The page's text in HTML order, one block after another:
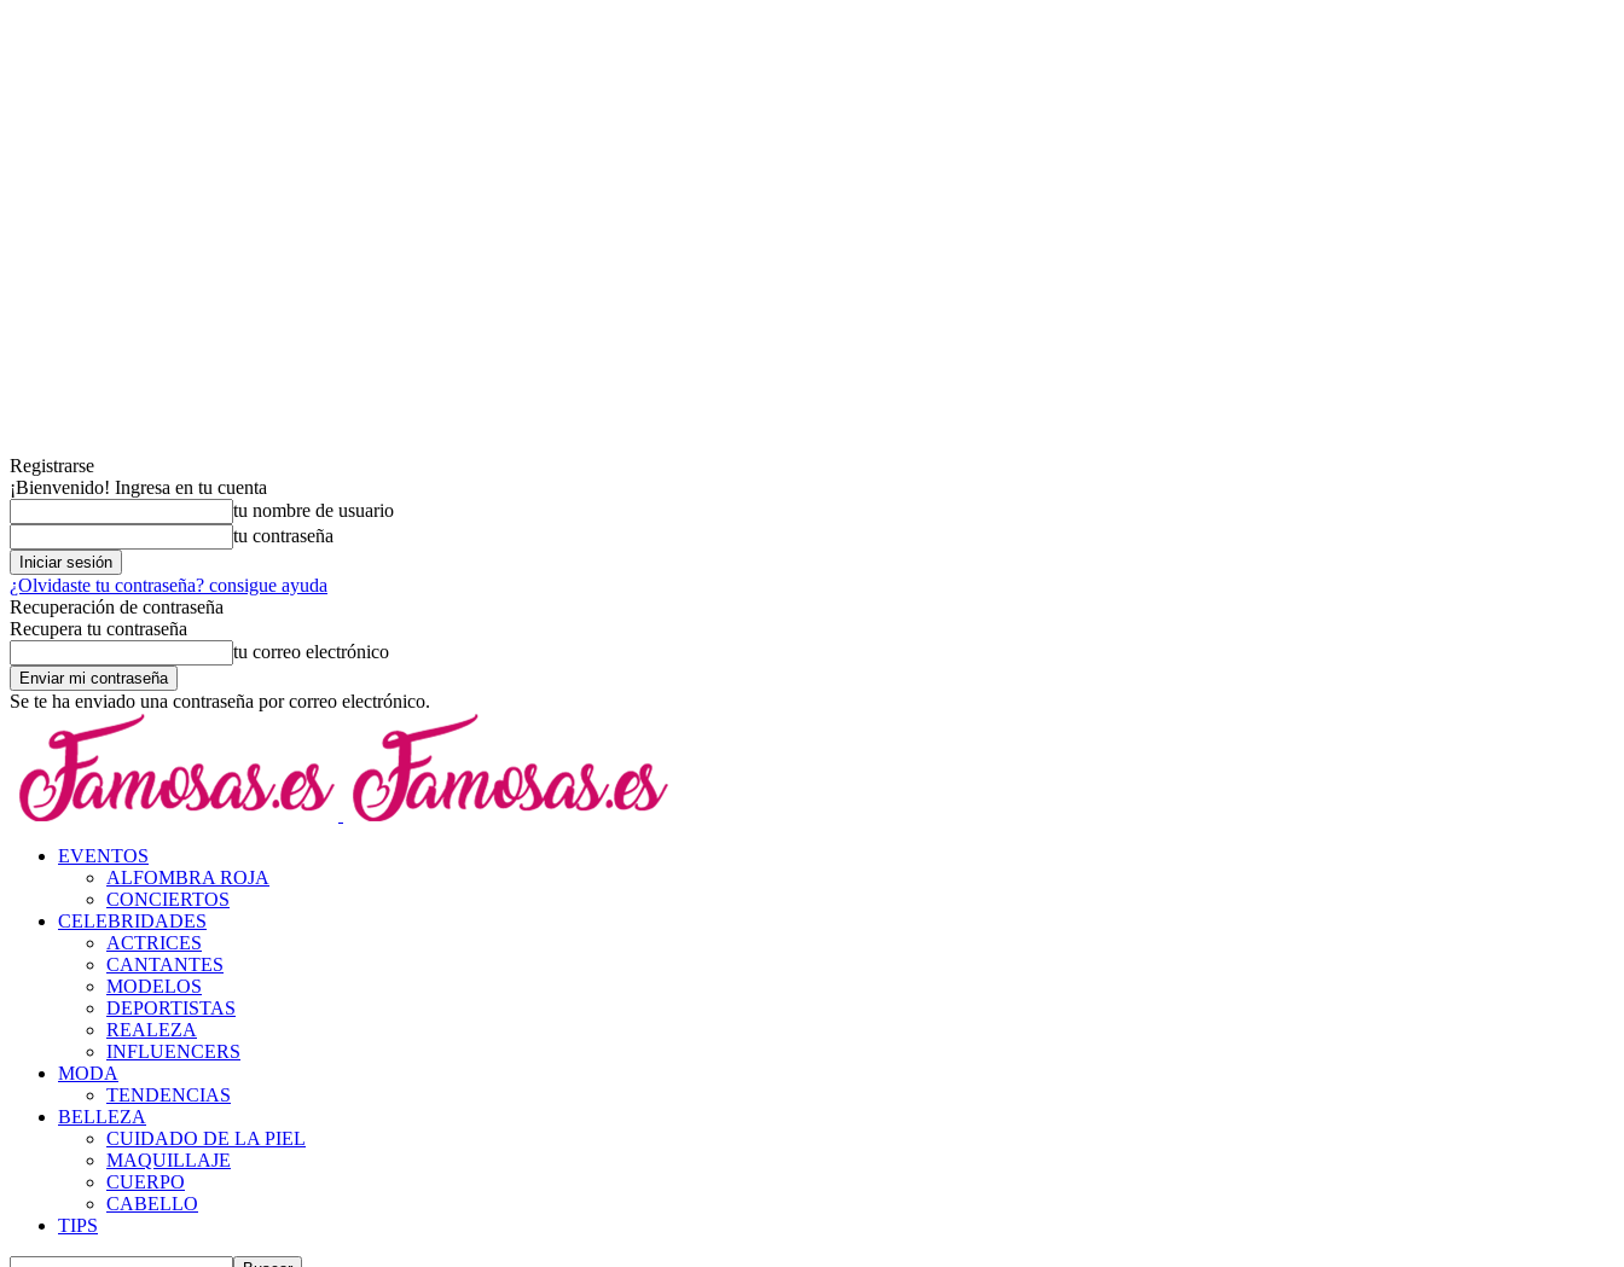
Registrarse
¡Bienvenido! Ingresa en tu cuenta
tu nombre de usuario
tu contraseña
¿Olvidaste tu contraseña? consigue ayuda
Recuperación de contraseña
Recupera tu contraseña
tu correo electrónico
Se te ha enviado una contraseña por correo electrónico.
EVENTOS
ALFOMBRA ROJA
CONCIERTOS
CELEBRIDADES
ACTRICES
CANTANTES
MODELOS
DEPORTISTAS
REALEZA
INFLUENCERS
MODA
TENDENCIAS
BELLEZA
CUIDADO DE LA PIEL
MAQUILLAJE
CUERPO
CABELLO
TIPS